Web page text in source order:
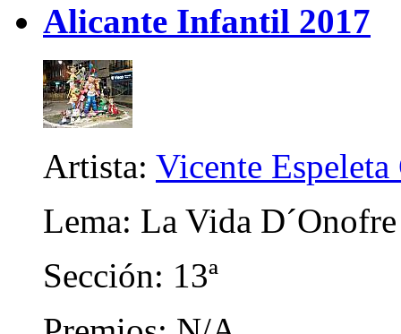
Alicante Infantil 2017
Artista: Vicente Espeleta
Lema: La Vida D´Onofre
Sección: 13ª